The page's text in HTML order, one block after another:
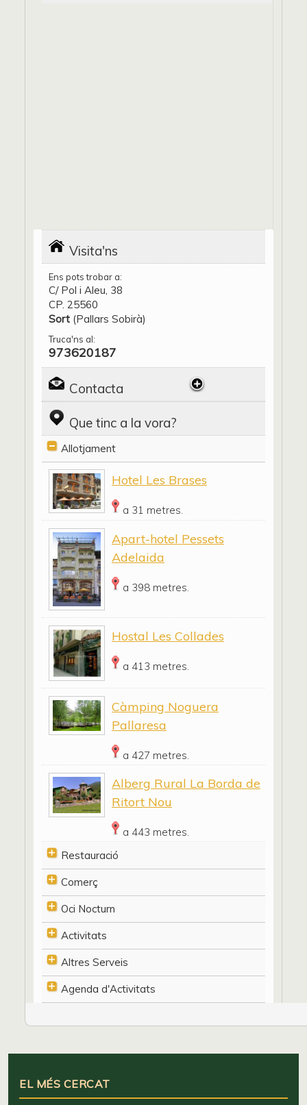
Visita'ns
Ens pots trobar a:
C/ Pol i Aleu, 38
CP. 25560
Sort (Pallars Sobirà)
Truca'ns al:
973620187
Contacta
Que tinc a la vora?
Allotjament
Hotel Les Brases
a 31 metres.
Apart-hotel Pessets
Adelaida
a 398 metres.
Hostal Les Collades
a 413 metres.
Càmping Noguera
Pallaresa
a 427 metres.
Alberg Rural La Borda de
Ritort Nou
a 443 metres.
Restauració
Comerç
Oci Nocturn
Activitats
Altres Serveis
Agenda d'Activitats
EL MÉS CERCAT